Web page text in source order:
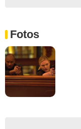
Fotos